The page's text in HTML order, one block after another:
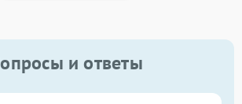
и ответы